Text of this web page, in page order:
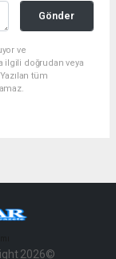
Gönder
ve
ilgili doğrudan veya
tüm
2026©